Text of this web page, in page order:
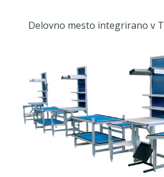
Delovno mesto integrirano v